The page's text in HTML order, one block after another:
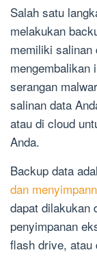
Salah satu
melakukan
memiliki salinan
mengembalikan
serangan
salinan data
atau di cloud
Anda.
Backup data
dan
dapat dilakukan
penyimpanan
flash drive, atau